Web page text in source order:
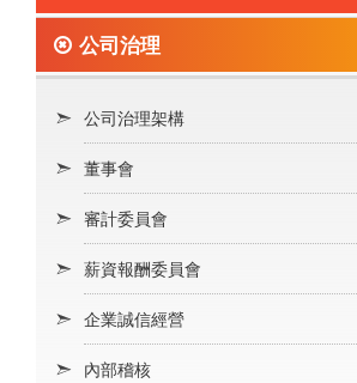
公司治理
公司治理架構
董事會
審計委員會
薪資報酬委員會
企業誠信經營
內部稽核